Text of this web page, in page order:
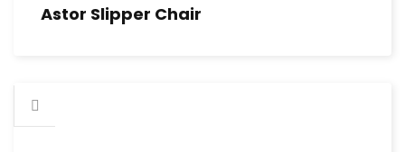
Astor Slipper Chair